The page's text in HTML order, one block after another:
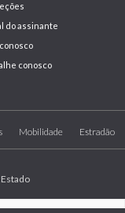
do assinante
conosco
Mobilidade Estradão